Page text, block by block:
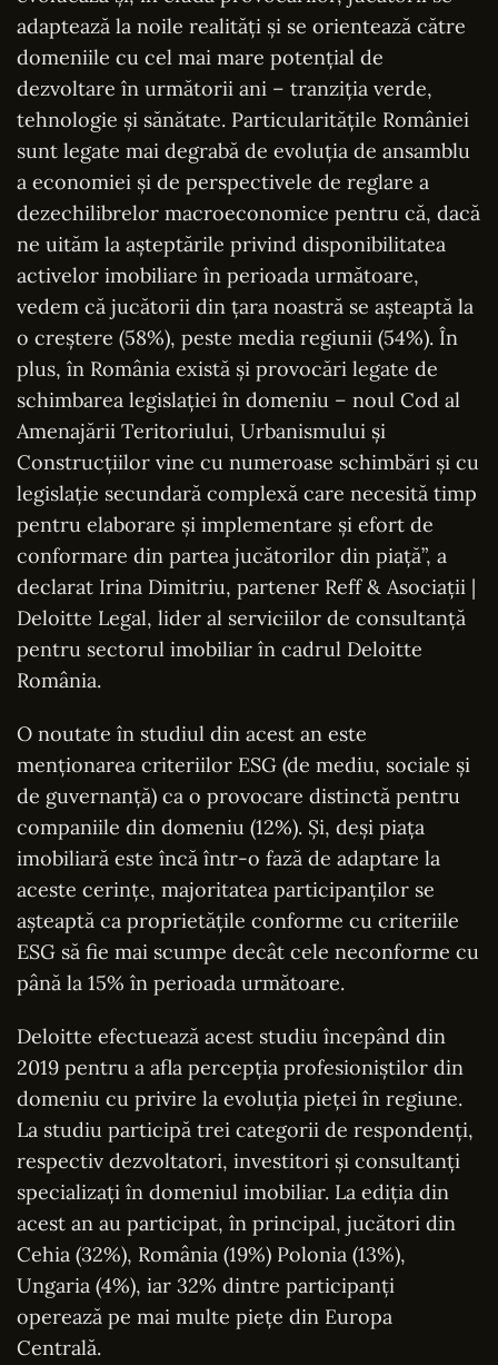
adaptează la noile realităţi şi se orientează către
domeniile cu cel mai mare potenţial de
dezvoltare în următorii ani – tranziţia verde,
tehnologie şi sănătate. Particularităţile României
sunt legate mai degrabă de evoluţia de ansamblu
a economiei şi de perspectivele de reglare a
dezechilibrelor macroeconomice pentru că, dacă
ne uităm la aşteptările privind disponibilitatea
activelor imobiliare în perioada următoare,
vedem că jucătorii din ţara noastră se aşteaptă la
o creştere (58%), peste media regiunii (54%). În
plus, în România există şi provocări legate de
schimbarea legislaţiei în domeniu – noul Cod al
Amenajării Teritoriului, Urbanismului şi
Construcţiilor vine cu numeroase schimbări şi cu
legislaţie secundară complexă care necesită timp
pentru elaborare şi implementare şi efort de
conformare din partea jucătorilor din piaţă”, a
declarat Irina Dimitriu, partener Reff & Asociaţii |
Deloitte Legal, lider al serviciilor de consultanţă
pentru sectorul imobiliar în cadrul Deloitte
România.
O noutate în studiul din acest an este
menţionarea criteriilor ESG (de mediu, sociale şi
de guvernanţă) ca o provocare distinctă pentru
companiile din domeniu (12%). Şi, deşi piaţa
imobiliară este încă într-o fază de adaptare la
aceste cerinţe, majoritatea participanţilor se
aşteaptă ca proprietăţile conforme cu criteriile
ESG să fie mai scumpe decât cele neconforme cu
până la 15% în perioada următoare.
Deloitte efectuează acest studiu începând din
2019 pentru a afla percepţia profesioniştilor din
domeniu cu privire la evoluţia pieţei în regiune.
La studiu participă trei categorii de respondenţi,
respectiv dezvoltatori, investitori şi consultanţi
specializaţi în domeniul imobiliar. La ediţia din
acest an au participat, în principal, jucători din
Cehia (32%), România (19%) Polonia (13%),
Ungaria (4%), iar 32% dintre participanţi
operează pe mai multe pieţe din Europa
Centrală.